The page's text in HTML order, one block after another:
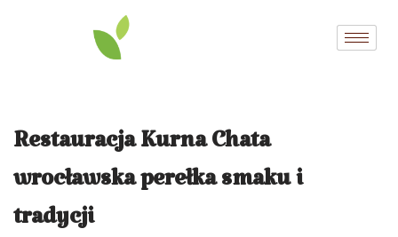
Restauracja Kurna Chata
wrocławska perełka smaku i
tradycji